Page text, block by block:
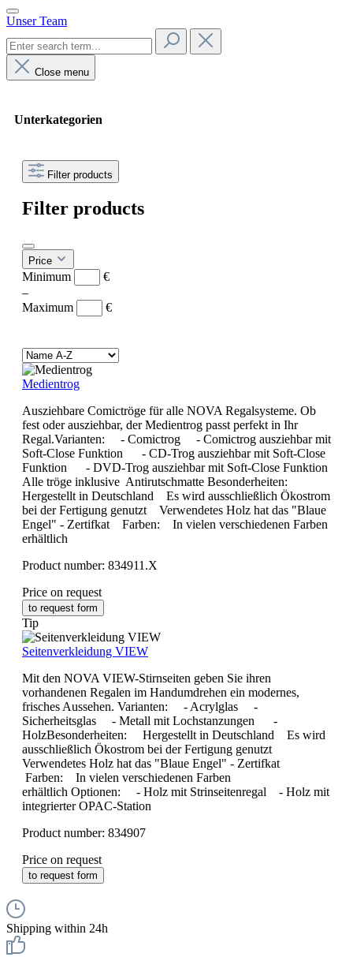
Unser Team
Close menu
Unterkategorien
Filter products
Filter products
Price
Minimum
€
–
Maximum
€
Medientrog
Ausziehbare Comictröge für alle NOVA Regalsysteme. Ob
fest oder ausziehbar, der Medientrog passt perfekt in Ihr
Regal.Varianten: - Comictrog - Comictrog ausziehbar mit
Soft-Close Funktion - CD-Trog ausziehbar mit Soft-Close
Funktion - DVD-Trog ausziehbar mit Soft-Close Funktion
Alle tröge inklusive Antirutschmatte Besonderheiten:
Hergestellt in Deutschland Es wird ausschließlich Ökostrom
bei der Fertigung genutzt Verwendetes Holz hat das "Blaue
Engel" - Zertifkat Farben: In vielen verschiedenen Farben
erhältlich
Product number: 834911.X
Price on request
to request form
Tip
Seitenverkleidung VIEW
Mit den NOVA VIEW-Stirnseiten geben Sie ihren
vorhandenen Regalen im Handumdrehen ein modernes,
frisches Aussehen. Varianten: - Acrylglas -
Sicherheitsglas - Metall mit Lochstanzungen -
HolzBesonderheiten: Hergestellt in Deutschland Es wird
ausschließlich Ökostrom bei der Fertigung genutzt
Verwendetes Holz hat das "Blaue Engel" - Zertifkat
Farben: In vielen verschiedenen Farben
erhältlich Optionen: - Holz mit Strinseitenregal - Holz mit
integrierter OPAC-Station
Product number: 834907
Price on request
to request form
Shipping within 24h